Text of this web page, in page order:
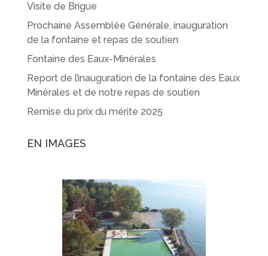
Visite de Brigue
Prochaine Assemblée Générale, inauguration
de la fontaine et repas de soutien
Fontaine des Eaux-Minérales
Report de l’inauguration de la fontaine des Eaux
Minérales et de notre repas de soutien
Remise du prix du mérite 2025
EN IMAGES